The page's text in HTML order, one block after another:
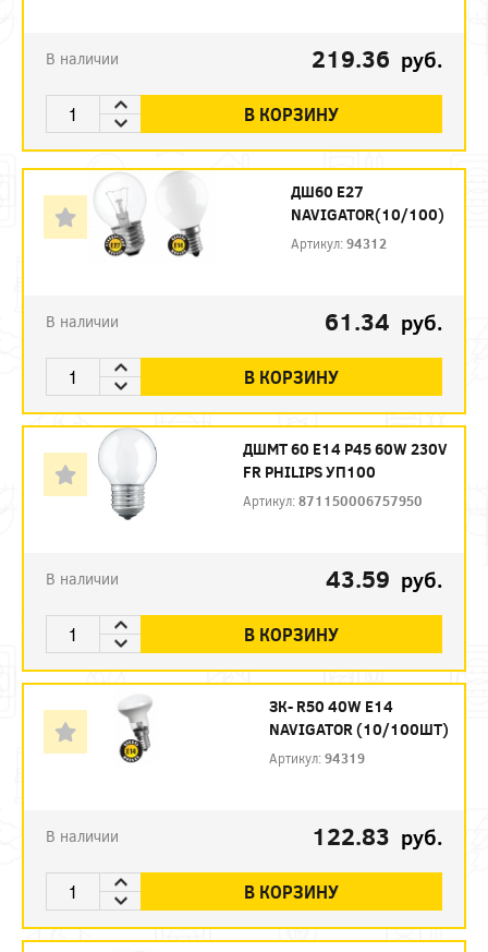
В наличии 219.36 руб.
В КОРЗИНУ
ДШ60 Е27
NAVIGATOR(10/100)
Артикул:94312
В наличии 61.34 руб.
В КОРЗИНУ
ДШМТ 60 Е14 P45 60W 230V
FR PHILIPS УП100
Артикул:871150006757950
В наличии 43.59 руб.
В КОРЗИНУ
ЗК- R50 40W E14
NAVIGATOR (10/100ШТ)
Артикул:94319
В наличии 122.83 руб.
В КОРЗИНУ